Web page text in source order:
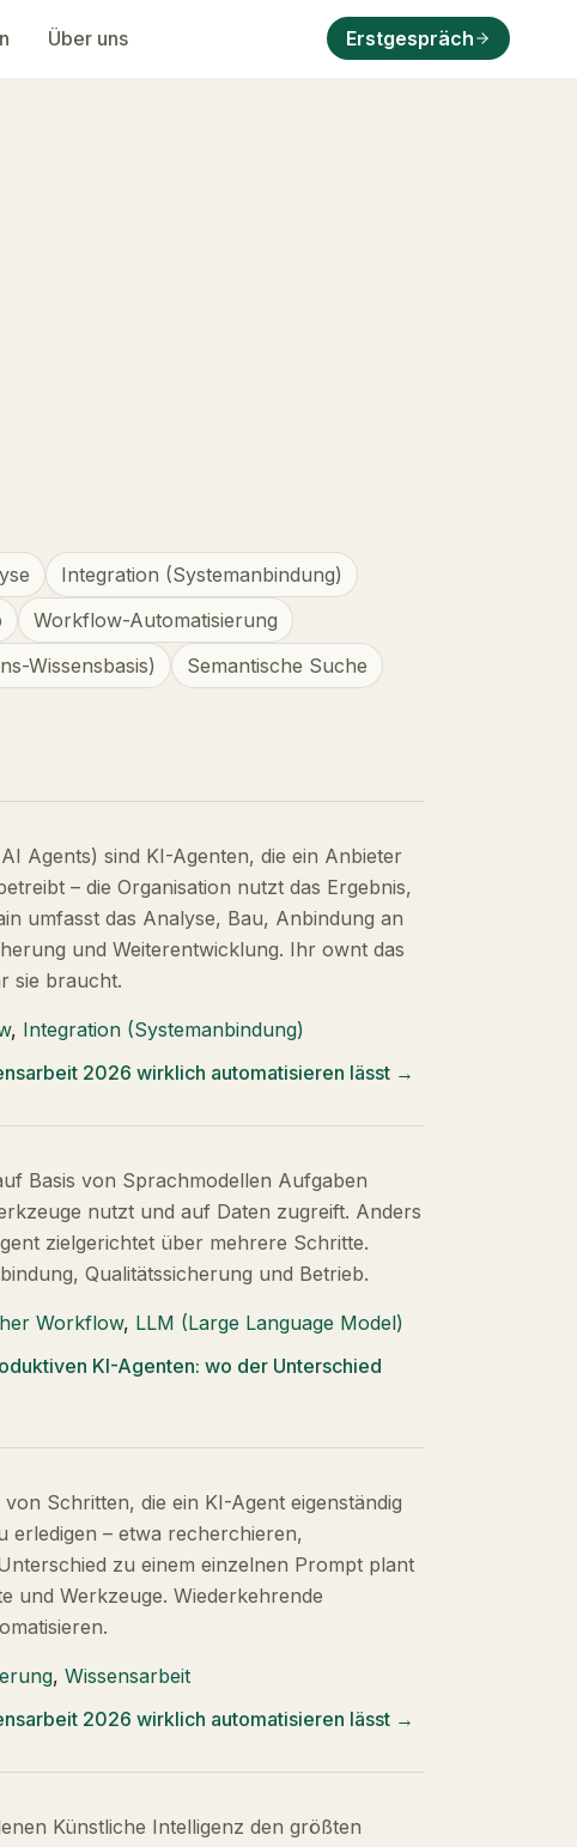
Über uns Erstgespräch
Integration (Systemanbindung)
Workflow-Automatisierung
Wissensbasis)
Semantische Suche
Agents) sind KI-Agenten, die ein Anbieter
– die Organisation nutzt das Ergebnis,
umfasst das Analyse, Bau, Anbindung an
und Weiterentwicklung. Ihr ownt das
sie braucht.
, Integration (Systemanbindung)
2026 wirklich automatisieren lässt →
Basis von Sprachmodellen Aufgaben
nutzt und auf Daten zugreift. Anders
zielgerichtet über mehrere Schritte.
Qualitätssicherung und Betrieb.
Workflow, LLM (Large Language Model)
KI-Agenten: wo der Unterschied
Schritten, die ein KI-Agent eigenständig
erledigen – etwa recherchieren,
zu einem einzelnen Prompt plant
und Werkzeuge. Wiederkehrende
,Wissensarbeit
2026 wirklich automatisieren lässt →
Künstliche Intelligenz den größten